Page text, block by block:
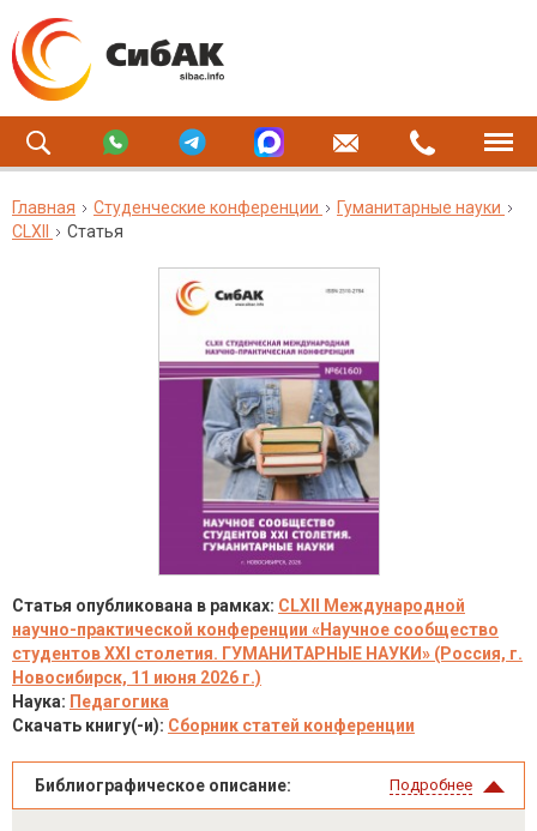
Главная Студенческие конференции
Гуманитарные науки
CLXII
Статья
Статья опубликована в рамках: CLXII Международной
научно-практической конференции «Научное сообщество
студентов XXI столетия. ГУМАНИТАРНЫЕ НАУКИ» (Россия, г.
Новосибирск, 11 июня 2026 г.)
Наука: Педагогика
Скачать книгу(-и): Сборник статей конференции
Библиографическое описание: Подробнее